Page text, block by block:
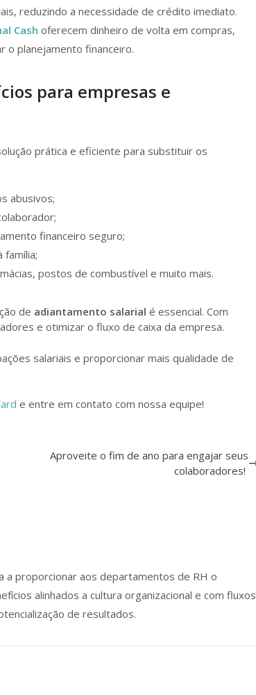
reduzindo a necessidade de crédito imediato.
Cash oferecem dinheiro de volta em compras,
o planejamento financeiro.
para empresas e
prática e eficiente para substituir os
abusivos;
financeiro seguro;
família;
postos de combustível e muito mais.
de adiantamento salarial é essencial. Com
e otimizar o fluxo de caixa da empresa.
salariais e proporcionar mais qualidade de
e entre em contato com nossa equipe!
Aproveite o fim de ano para engajar seus
colaboradores!
a proporcionar aos departamentos de RH o
alinhados a cultura organizacional e com fluxos
de resultados.